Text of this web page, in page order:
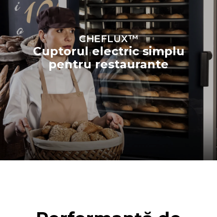
CHEFLUX™
Cuptorul electric simplu
pentru restaurante